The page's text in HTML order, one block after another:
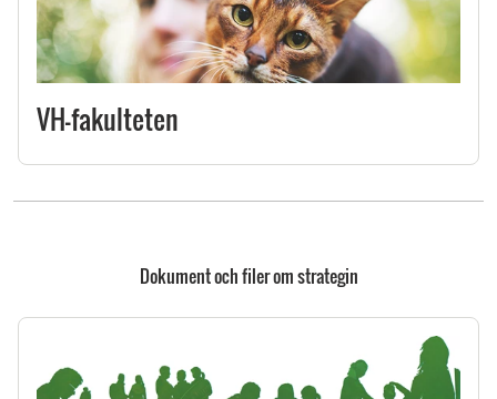
VH-fakulteten
Dokument och filer om strategin